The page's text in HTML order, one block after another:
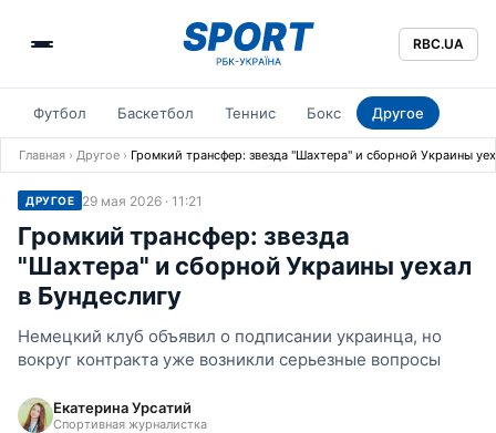
RBC.UA
Футбол Баскетбол Теннис Бокс Другое
Главная › Другое › Громкий трансфер: звезда "Шахтера" и сборной Украины
ДРУГОЕ 29 мая 2026 · 11:21
Громкий трансфер: звезда
"Шахтера" и сборной Украины уехал
в Бундеслигу
Немецкий клуб объявил о подписании украинца, но
вокруг контракта уже возникли серьезные вопросы
Екатерина Урсатий
Спортивная журналистка